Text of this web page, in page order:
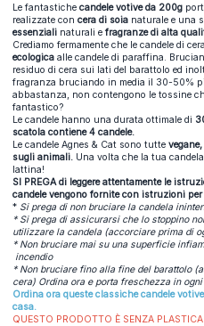
Le fantastiche candele votive da 200g
realizzate con cera di soia naturale e una
essenziali naturali e fragranze di alta
Crediamo fermamente che le candele di
ecologica alle candele di paraffina.
residuo di cera sui lati del barattolo ed
fragranza bruciando in media il 30-50%
abbastanza, non contengono le tossine
fantastico?
Le candele hanno una durata ottimale di
scatola contiene 4 candele.
Le candele Agnes & Cat sono tutte v
sugli animali. Una volta che la tua
lattina!
SI PREGA di leggere attentamente le
candele vengono fornite con istruzioni
* Si prega di non bruciare la candela
* Si prega di assicurarsi che lo stoppino
utilizzare la candela (accorciare prima di
* Non bruciare mai su una superficie
incendio
* Non bruciare fino alla fine del barattolo
cera) Ordina ora e porta freschezza in
Ordina ora queste classiche candele
casa.
QUESTO PRODOTTO È SENZA PLASTICA